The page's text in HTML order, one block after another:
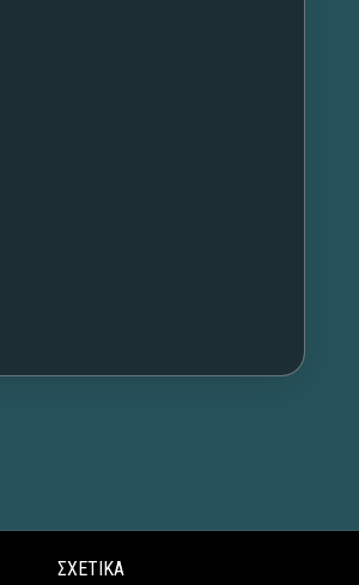
ΣΧΕΤΙΚΑ